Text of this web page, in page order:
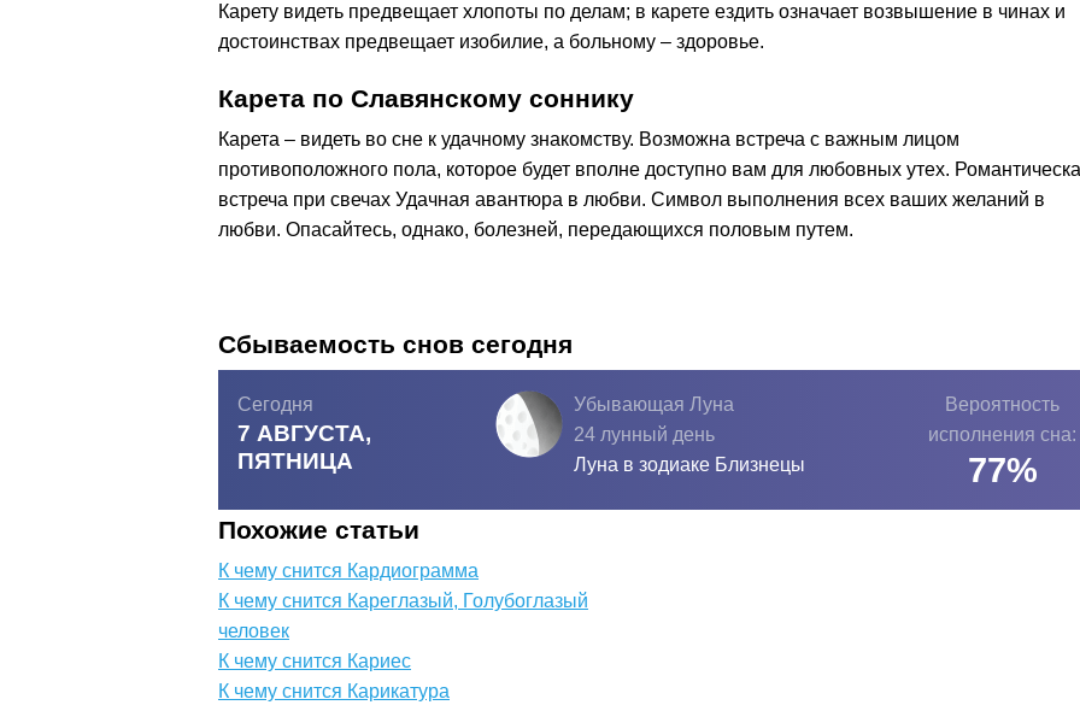
Карету видеть предвещает хлопоты по делам; в карете ездить означает возвышение в чинах и
достоинствах предвещает изобилие, а больному – здоровье.
Карета по Славянскому соннику
Карета – видеть во сне к удачному знакомству. Возможна встреча с важным лицом
противоположного пола, которое будет вполне доступно вам для любовных утех.
встреча при свечах Удачная авантюра в любви. Символ выполнения всех ваших желаний в
любви. Опасайтесь, однако, болезней, передающихся половым путем.
Сбываемость снов сегодня
Сегодня
7 АВГУСТА,
ПЯТНИЦА
Убывающая Луна
24 лунный день
Луна в зодиаке Близнецы
Вероятность
исполнения сна:
77%
Похожие статьи
К чему снится Кардиограмма
К чему снится Кареглазый, Голубоглазый
человек
К чему снится Кариес
К чему снится Карикатура